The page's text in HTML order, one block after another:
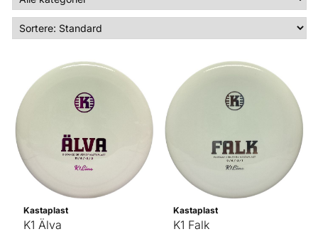
Kastaplast
K1 Älva
Kastaplast
K1 Falk